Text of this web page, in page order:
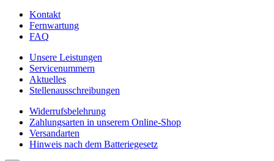
Kontakt
Fernwartung
FAQ
Unsere Leistungen
Servicenummern
Aktuelles
Stellenausschreibungen
Widerrufsbelehrung
Zahlungsarten in unserem Online-Shop
Versandarten
Hinweis nach dem Batteriegesetz